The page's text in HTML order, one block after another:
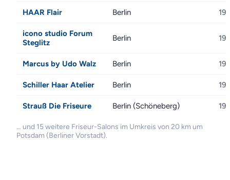
HAAR Flair Berlin 19
icono studio Forum
Steglitz
Berlin 19
Marcus by Udo Walz Berlin 19
Schiller Haar Atelier Berlin 19
Strauß Die Friseure Berlin (Schöneberg) 19
… und 15 weitere Friseur-Salons im Umkreis von 20 km um
Potsdam (Berliner Vorstadt).